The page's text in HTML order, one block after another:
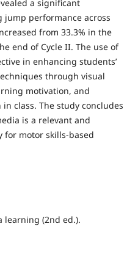
a significant
jump performance across
from 33.3% in the
end of Cycle II. The use of
in enhancing students’
through visual
motivation, and
class. The study concludes
is a relevant and
motor skills-based
learning (2nd ed.).